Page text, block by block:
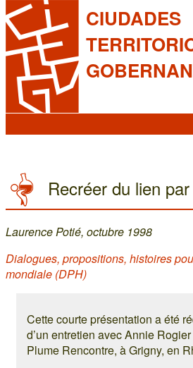
CIUDADES
Recréer du lien par
Laurence Potié, octubre 1998
Dialogues, propositions, histoires
mondiale (DPH)
Cette courte présentation a été
d’un entretien avec Annie
Plume Rencontre, à Grigny, en